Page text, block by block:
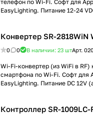
телефон по Wi-Fi. Софт для
EasyLighting. Питание 12-24
Конвертер SR-
0 0 В наличии: 23 штАрт.
Wi-Fi-конвертер (из WiFi в
смартфона по Wi-Fi. Софт для
EasyLighting. Питание DC 12V
Контроллер SR-